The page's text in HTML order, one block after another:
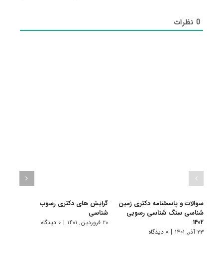
0نظرات
سوالات و پاسخنامه دکتری زمین
شناسی سنگ شناسی رسوبی
۱۴۰۲
۲۳ آذر, ۱۴۰۱ | ۰ دیدگاه
گرایش های دکتری رسوب
شناسی
۲۰ فروردین, ۱۴۰۱ | ۰ دیدگاه